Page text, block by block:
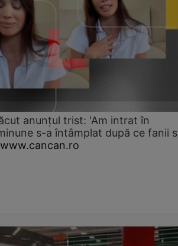
anunțul trist: 'Am intrat în
s-a întâmplat după ce fanii
www.cancan.ro